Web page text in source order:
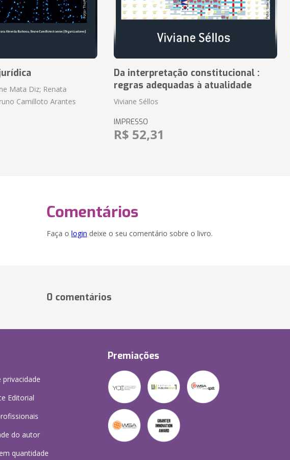
Mata Diz; Renata
Camilloto Arantes
Da interpretação constitucional :
regras adequadas à atualidade
Viviane Séllos
IMPRESSO
R$ 52,31
Comentários
Faça o login deixe o seu comentário sobre o livro.
0 comentários
privacidade
Editorial
do autor
quantidade
Premiações